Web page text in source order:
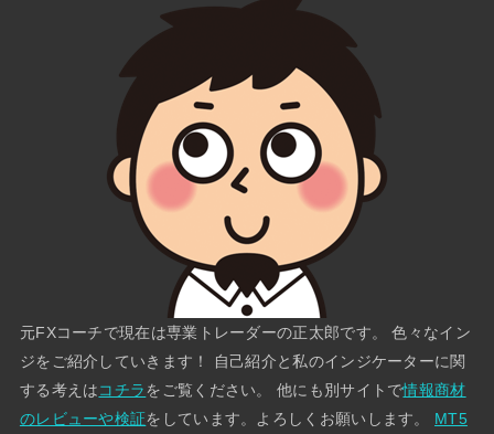
元FXコーチで現在は専業トレーダーの正太郎です。 色々なイン
ジをご紹介していきます！ 自己紹介と私のインジケーターに関
する考えはコチラをご覧ください。 他にも別サイトで情報商材
のレビューや検証をしています。よろしくお願いします。 MT5